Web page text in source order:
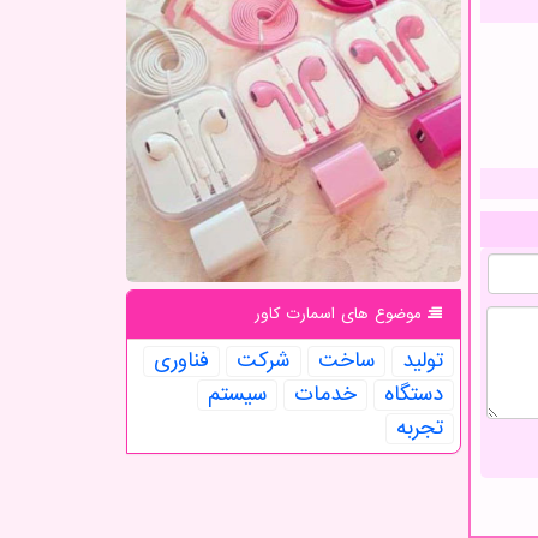
موضوع های اسمارت كاور
تولید ساخت شركت
فناوری
دستگاه
خدمات
سیستم
تجربه